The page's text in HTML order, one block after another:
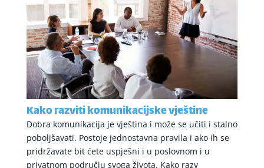
Kako razviti komunikacijske vještine
Dobra komunikacija je vještina i može se učiti i stalno
poboljšavati. Postoje jednostavna pravila i ako ih se
pridržavate bit ćete uspješni i u poslovnom i u
privatnom području svoga života. Kako razv